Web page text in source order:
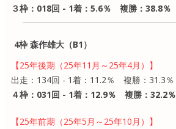
３枠：018回 - 1着：5.6％ 複勝：38.8％
4枠 森作雄大（B1）
【25年後期（25年11月～25年4月）】
出走：134回 - 1着：11.2％ 複勝：31.3％
４枠：031回 - 1着：12.9％ 複勝：32.2％
【25年前期（25年5月～25年10月）】